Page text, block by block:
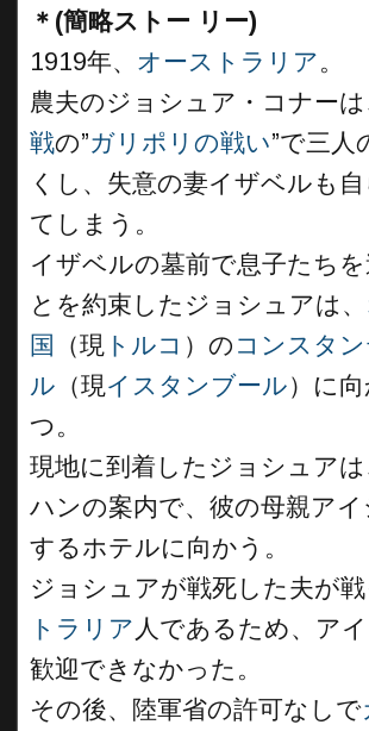
＊(簡略ストー リー)
1919年、 オーストラリア。
農夫のジョシュア・コナーは
戦の”ガリポリの戦い”で三人
くし、失意の妻イザベルも
てしまう。
イザベルの墓前で息子たち
とを約束したジョシュアは、
国
（現 トルコ ）の コンスタ
ル （現イスタンブール）に
つ。
現地に到着したジョシュア
ハンの案内で、彼の母親ア
するホテルに向かう。
ジョシュアが戦死した夫が
トラリア 人であるため、ア
歓迎できなかった。
その後、陸軍省の許可なしで